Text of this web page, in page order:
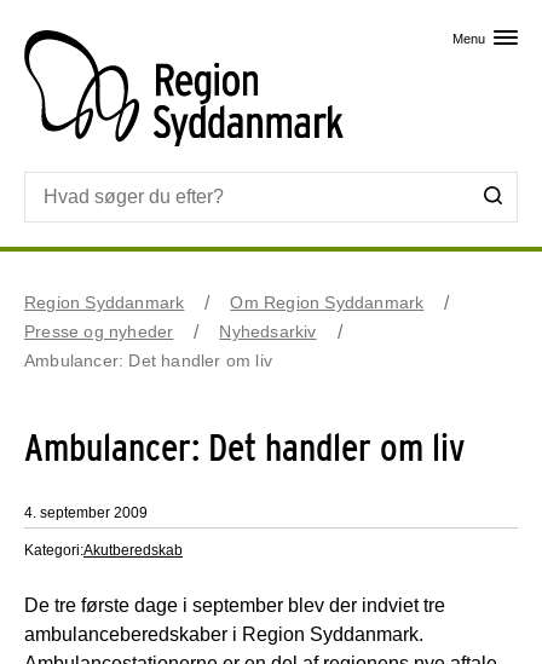
Menu
Region Syddanmark
Om Region Syddanmark
Presse og nyheder
Nyhedsarkiv
Ambulancer: Det handler om liv
Ambulancer: Det handler om liv
4. september 2009
Kategori:Akutberedskab
De tre første dage i september blev der indviet tre
ambulanceberedskaber i Region Syddanmark.